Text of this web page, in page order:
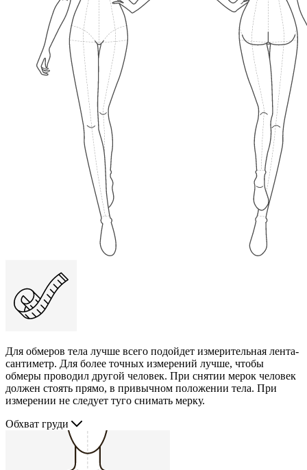
Для обмеров тела лучше всего подойдет измерительная лента-
сантиметр. Для более точных измерений лучше, чтобы
обмеры проводил другой человек. При снятии мерок человек
должен стоять прямо, в привычном положении тела. При
измерении не следует туго снимать мерку.
Обхват груди